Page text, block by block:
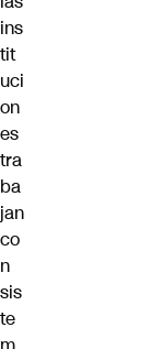
ins
tit
uci
on
es
tra
ba
jan
co
n
sis
te